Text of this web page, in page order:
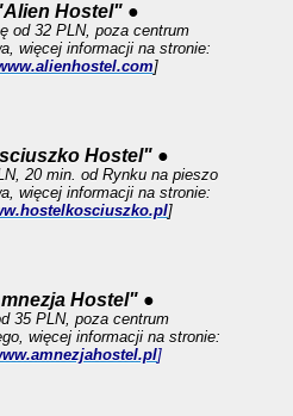
Hostel" ●
od 32 PLN, poza centrum
więcej informacji na stronie:
]
Hostel" ●
20 min. od Rynku na pieszo
więcej informacji na stronie:
]
Hostel" ●
35 PLN, poza centrum
więcej informacji na stronie:
]